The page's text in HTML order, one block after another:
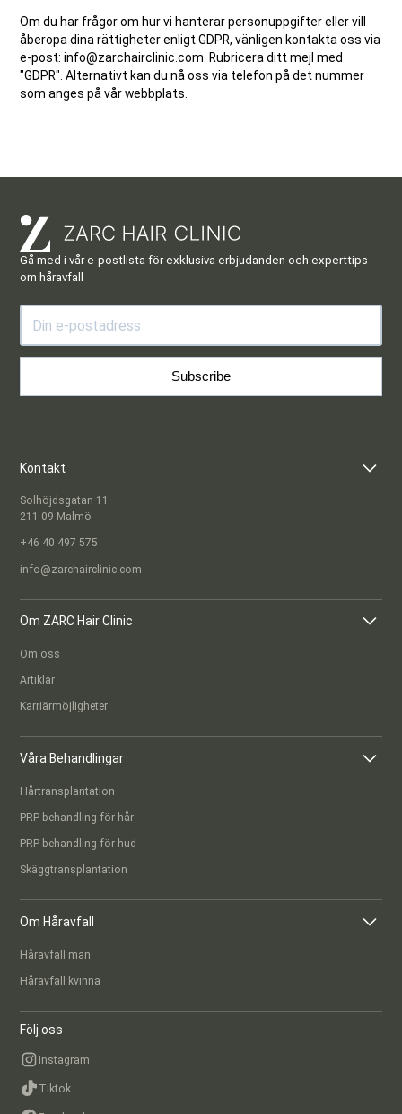
Om du har frågor om hur vi hanterar personuppgifter eller vill
åberopa dina rättigheter enligt GDPR, vänligen kontakta oss via
e-post: info@zarchairclinic.com. Rubricera ditt mejl med
"GDPR". Alternativt kan du nå oss via telefon på det nummer
som anges på vår webbplats.
Gå med i vår e-postlista för exklusiva erbjudanden och experttips
om håravfall
Subscribe
Kontakt
Solhöjdsgatan 11
211 09 Malmö
+46 40 497 575
info@zarchairclinic.com
Om ZARC Hair Clinic
Om oss
Artiklar
Karriärmöjligheter
Våra Behandlingar
Hårtransplantation
PRP-behandling för hår
PRP-behandling för hud
Skäggtransplantation
Om Håravfall
Håravfall man
Håravfall kvinna
Följ oss
Instagram
Tiktok